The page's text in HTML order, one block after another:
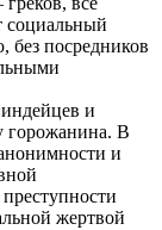
социальный
без посредников
и
горожанина. В
и
жертвой